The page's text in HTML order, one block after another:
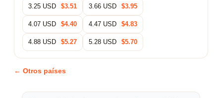
3.25 USD $3.51 3.66 USD $3.95
4.07 USD $4.40 4.47 USD $4.83
4.88 USD $5.27 5.28 USD $5.70
← Otros países